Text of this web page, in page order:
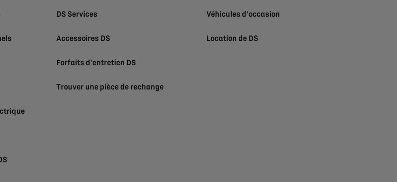
DS Services
Accessoires DS
Forfaits d'entretien DS
Trouver une pièce de rechange
Véhicules d'occasion
Location de DS